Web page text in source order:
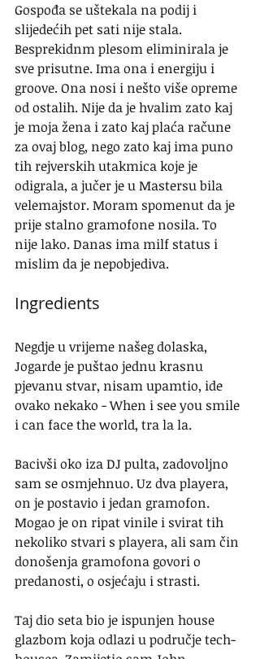
Gospođa se uštekala na podij i
slijedećih pet sati nije stala.
Besprekidnm plesom eliminirala je
sve prisutne. Ima ona i energiju i
groove. Ona nosi i nešto više opreme
od ostalih. Nije da je hvalim zato kaj
je moja žena i zato kaj plaća račune
za ovaj blog, nego zato kaj ima puno
tih rejverskih utakmica koje je
odigrala, a jučer je u Mastersu bila
velemajstor. Moram spomenut da je
prije stalno gramofone nosila. To
nije lako. Danas ima milf status i
mislim da je nepobjediva.
Ingredients
Negdje u vrijeme našeg dolaska,
Jogarde je puštao jednu krasnu
pjevanu stvar, nisam upamtio, ide
ovako nekako - When i see you smile
i can face the world, tra la la.
Bacivši oko iza DJ pulta, zadovoljno
sam se osmjehnuo. Uz dva playera,
on je postavio i jedan gramofon.
Mogao je on ripat vinile i svirat tih
nekoliko stvari s playera, ali sam čin
donošenja gramofona govori o
predanosti, o osjećaju i strasti.
Taj dio seta bio je ispunjen house
glazbom koja odlazi u područje tech-